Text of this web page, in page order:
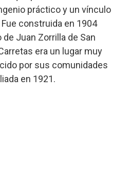
práctico y un vínculo
construida en 1904
Juan Zorrilla de San
era un lugar muy
por sus comunidades
en 1921.